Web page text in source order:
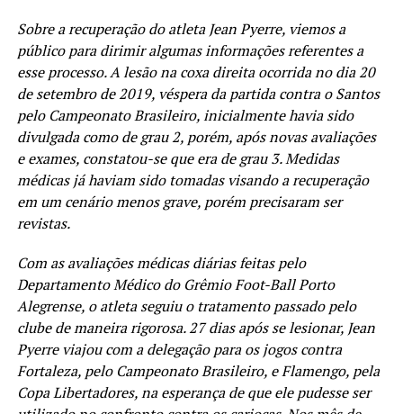
Sobre a recuperação do atleta Jean Pyerre, viemos a
público para dirimir algumas informações referentes a
esse processo. A lesão na coxa direita ocorrida no dia 20
de setembro de 2019, véspera da partida contra o Santos
pelo Campeonato Brasileiro, inicialmente havia sido
divulgada como de grau 2, porém, após novas avaliações
e exames, constatou-se que era de grau 3. Medidas
médicas já haviam sido tomadas visando a recuperação
em um cenário menos grave, porém precisaram ser
revistas.
Com as avaliações médicas diárias feitas pelo
Departamento Médico do Grêmio Foot-Ball Porto
Alegrense, o atleta seguiu o tratamento passado pelo
clube de maneira rigorosa. 27 dias após se lesionar, Jean
Pyerre viajou com a delegação para os jogos contra
Fortaleza, pelo Campeonato Brasileiro, e Flamengo, pela
Copa Libertadores, na esperança de que ele pudesse ser